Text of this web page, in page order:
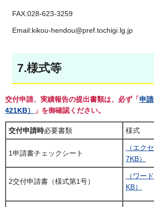
FAX:028-623-3259
Email:kikou-hendou@pref.tochigi.lg.jp
7.様式等
交付申請、実績報告の提出書類は、必ず「申
421KB）
」を御確認ください。
交付申請時必要書類 様式
1申請書チェックシート
（エク
7KB）
2交付申請書（様式第1号）
（ワー
KB）